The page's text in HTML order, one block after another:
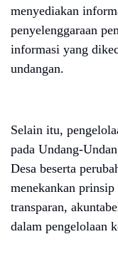
menyediakan
penyelenggaraan
informasi yang
undangan.
Selain itu,
pada Undang-
Desa beserta
menekankan
transparan,
dalam pengelolaan